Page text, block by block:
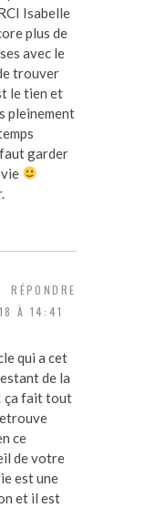
Isabelle
plus de
avec le
trouver
le tien et
pleinement
garder
À 14:41
qui a cet
de la
ça fait tout
ce
de votre
est une
et il est
RÉPONDRE